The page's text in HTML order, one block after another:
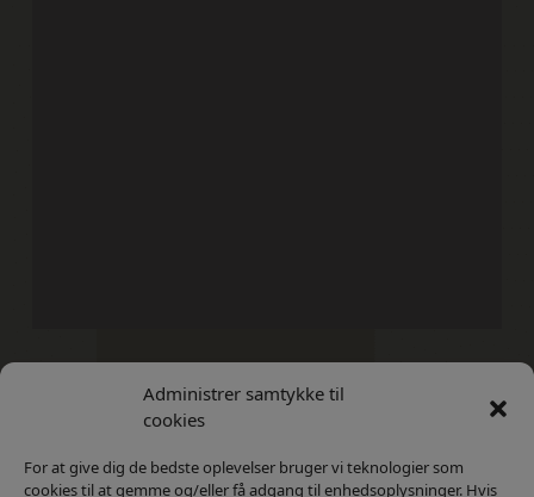
Administrer samtykke til
cookies
For at give dig de bedste oplevelser bruger vi teknologier som
cookies til at gemme og/eller få adgang til enhedsoplysninger. Hvis
Kontakt